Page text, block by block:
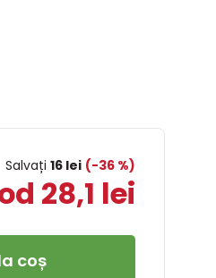
Salvați16 lei (-36 %)
28,1 lei
coș